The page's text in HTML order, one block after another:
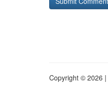
Copyright © 2026 |